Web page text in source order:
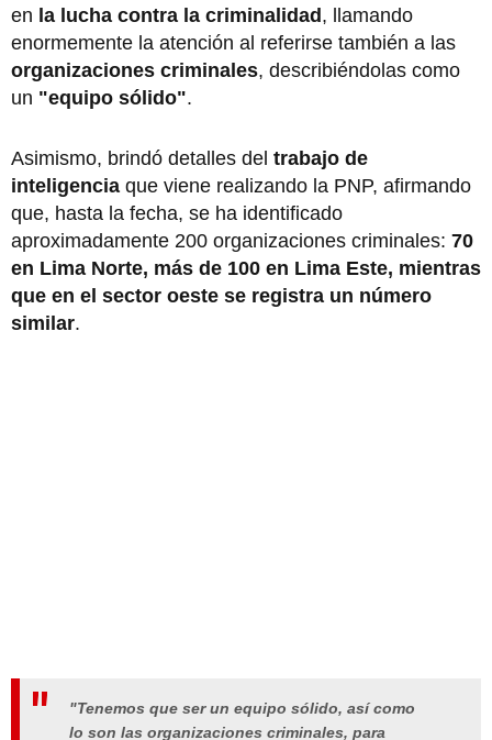
en la lucha contra la criminalidad, llamando
enormemente la atención al referirse también a las
organizaciones criminales, describiéndolas como
un "equipo sólido".
Asimismo, brindó detalles del trabajo de
inteligencia que viene realizando la PNP, afirmando
que, hasta la fecha, se ha identificado
aproximadamente 200 organizaciones criminales: 70
en Lima Norte, más de 100 en Lima Este, mientras
que en el sector oeste se registra un número
similar.
"Tenemos que ser un equipo sólido, así como
lo son las organizaciones criminales, para